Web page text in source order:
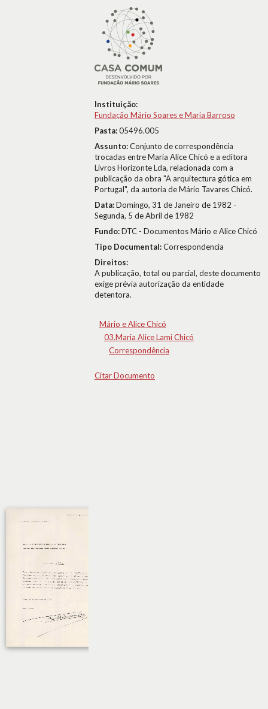
Instituição:
Fundação Mário Soares e Maria Barroso
Pasta:05496.005
Assunto:Conjunto de correspondência
trocadas entre Maria Alice Chicó e a editora
Livros Horizonte Lda, relacionada com a
publicação da obra "A arquitectura gótica em
Portugal", da autoria de Mário Tavares Chicó.
Data:Domingo, 31 de Janeiro de 1982 -
Segunda, 5 de Abril de 1982
Fundo:DTC - Documentos Mário e Alice Chicó
Tipo Documental:Correspondencia
Direitos:
A publicação, total ou parcial, deste documento
exige prévia autorização da entidade
detentora.
Mário e Alice Chicó
03.Maria Alice Lami Chicó
Correspondência
Citar Documento